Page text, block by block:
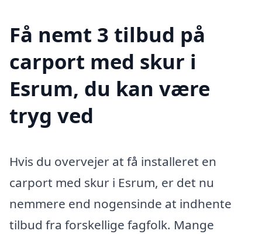
Få nemt 3 tilbud på
carport med skur i
Esrum, du kan være
tryg ved
Hvis du overvejer at få installeret en
carport med skur i Esrum, er det nu
nemmere end nogensinde at indhente
tilbud fra forskellige fagfolk. Mange